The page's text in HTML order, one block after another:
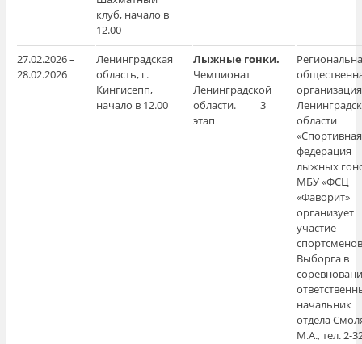
клуб, начало в
12.00
27.02.2026 –
28.02.2026
Ленинградская
область, г.
Кингисепп,
начало в 12.00
Лыжные гонки.
Чемпионат
Ленинградской
области. 3
этап
организация
области
«Спортивная
федерация
лыжных
МБУ «ФСЦ
«Фаворит»
организует
участие
Выборга в
начальник
отдела
М.А., тел. 2-